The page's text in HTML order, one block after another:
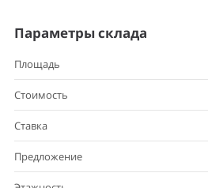
Параметры склада
Площадь
Стоимость
Ставка
Предложение